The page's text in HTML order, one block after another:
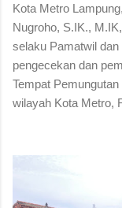
Kota Metro
Nugroho, S.IK., M.IK
selaku Pamatwil
pengecekan dan
Tempat
wilayah Kota Metro,